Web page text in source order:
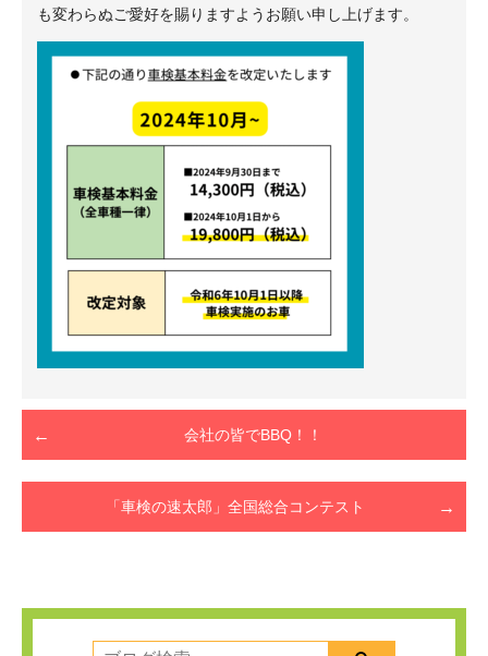
も変わらぬご愛好を賜りますようお願い申し上げます。
会社の皆でBBQ！！
「車検の速太郎」全国総合コンテスト